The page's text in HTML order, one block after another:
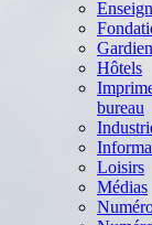
Hôtels
bureau
Loisirs
Médias